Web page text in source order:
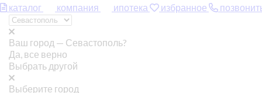
каталог компания ипотека избранное
Ваш город — Севастополь?
Да, все верно
Выбрать другой
Выберите город